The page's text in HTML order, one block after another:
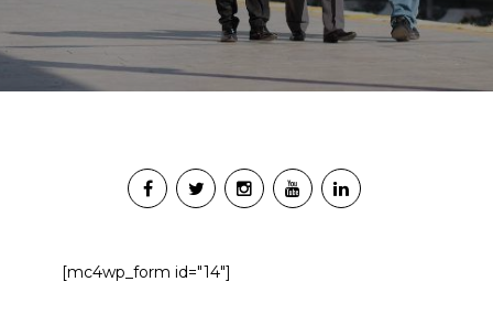
[mc4wp_form id="14"]